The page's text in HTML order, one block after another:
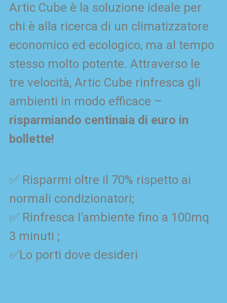
Artic Cube è la soluzione ideale per
chi è alla ricerca di un climatizzatore
economico ed ecologico, ma al tempo
stesso molto potente. Attraverso le
tre velocità, Artic Cube rinfresca gli
ambienti in modo efficace –
risparmiando centinaia di euro in
bollette!
✅ Risparmi oltre il 70% rispetto ai
normali condizionatori;
✅ Rinfresca l’ambiente fino a 100mq
3 minuti ;
✅Lo porti dove desideri